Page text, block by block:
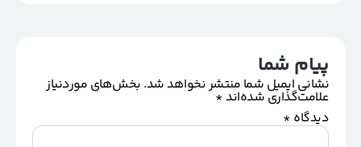
پیام شما
نشانی ایمیل شما منتشر نخواهد شد. بخش‌های موردنیاز
علامت‌گذاری شده‌اند*
دیدگاه *